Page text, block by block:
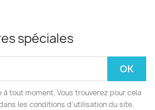
spéciales
à tout moment. Vous trouverez pour cela
les conditions d'utilisation du site.